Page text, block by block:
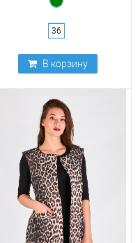
36
В корзину